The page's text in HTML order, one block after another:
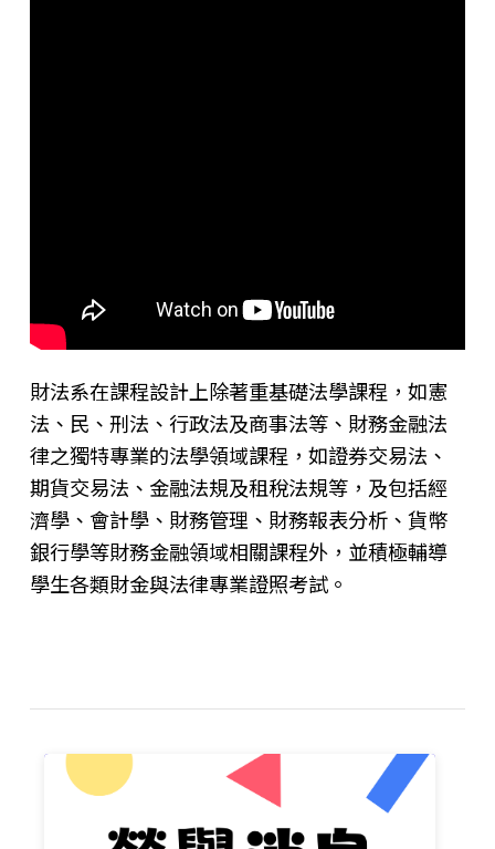
財法系在課程設計上除著重基礎法學課程，如憲
法、民、刑法、行政法及商事法等、財務金融法
律之獨特專業的法學領域課程，如證券交易法、
期貨交易法、金融法規及租稅法規等，及包括經
濟學、會計學、財務管理、財務報表分析、貨幣
銀行學等財務金融領域相關課程外，並積極輔導
學生各類財金與法律專業證照考試。